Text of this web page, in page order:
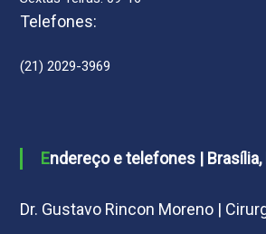
Telefones:
(21) 2029-3969
Endereço e telefones | Brasília,
Dr. Gustavo Rincon Moreno |